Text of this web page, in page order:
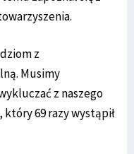
z
Musimy
z naszego
który 69 razy wystąpił